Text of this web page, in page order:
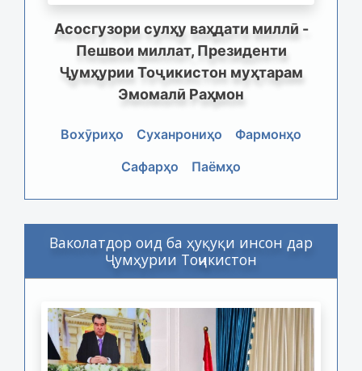
Асосгузори сулҳу ваҳдати миллӣ -
Пешвои миллат, Президенти
Ҷумҳурии Тоҷикистон муҳтарам
Эмомалӣ Раҳмон
Вохӯриҳо Суханрониҳо
Фармонҳо
Сафарҳо
Паёмҳо
Ваколатдор оид ба ҳуқуқи инсон дар
Ҷумҳурии Тоҷикистон